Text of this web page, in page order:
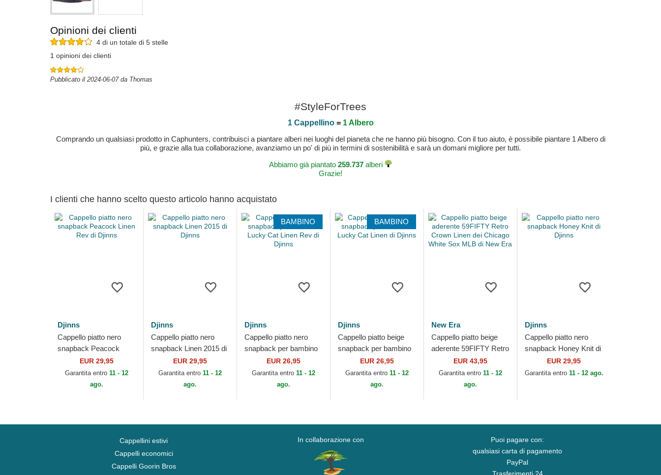
Opinioni dei clienti
4 di un totale di 5 stelle
1 opinioni dei clienti
Pubblicato il 2024-06-07 da Thomas
#StyleForTrees
1 Cappellino= 1 Albero
Comprando un qualsiasi prodotto in Caphunters, contribuisci a piantare alberi nei luoghi del pianeta che ne hanno più bisogno. Con il tuo aiuto, è possibile piantare 1 Albero di
più, e grazie alla tua collaborazione, avanziamo un po' di più in termini di sostenibilità e sarà un domani migliore per tutti.
Abbiamo già piantato 259.737 alberi
Grazie!
I clienti che hanno scelto questo articolo hanno acquistato
Djinns
Cappello piatto nero
snapback Peacock
Linen Rev di Djinns
EUR 29,95
Garantita entro 11 - 12
ago.
Djinns
Cappello piatto nero
snapback Linen 2015 di
EUR 29,95
Garantita entro 11 - 12
ago.
BAMBINO
Djinns
Cappello piatto nero
snapback per bambino
Lucky Cat Linen Rev di
Djinns
EUR 26,95
Garantita entro 11 - 12
ago.
BAMBINO
Djinns
Cappello piatto beige
snapback per bambino
Lucky Cat Linen di
Djinns
EUR 26,95
Garantita entro 11 - 12
ago.
New Era
Cappello piatto beige
aderente 59FIFTY Retro
Crown Linen dei
Chicago White Sox
MLB di New Era
EUR 43,95
Garantita entro 11 - 12
ago.
Djinns
Cappello piatto nero
snapback Honey Knit di
EUR 29,95
Garantita entro 11 - 12 ago.
Cappellini estivi
Cappelli economici
Cappelli Goorin Bros
In collaborazione con
Puoi pagare con:
qualsiasi carta di pagamento
PayPal